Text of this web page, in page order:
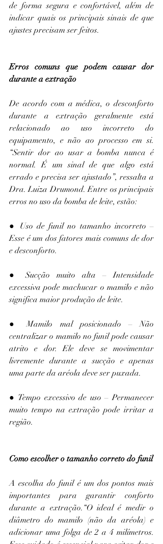
de forma segura e confortável, além de
indicar quais os principais sinais de que
ajustes precisam ser feitos.
Erros comuns que podem causar dor
durante a extração
De acordo com a médica, o desconforto
durante a extração geralmente está
relacionado ao uso incorreto do
equipamento, e não ao processo em si.
“Sentir dor ao usar a bomba nunca é
normal. É um sinal de que algo está
errado e precisa ser ajustado”, ressalta a
Dra. Luiza Drumond. Entre os principais
erros no uso da bomba de leite, estão:
● Uso de funil no tamanho incorreto –
Esse é um dos fatores mais comuns de dor
e desconforto.
● Sucção muito alta – Intensidade
excessiva pode machucar o mamilo e não
significa maior produção de leite.
● Mamilo mal posicionado – Não
centralizar o mamilo no funil pode causar
atrito e dor. Ele deve se movimentar
livremente durante a sucção e apenas
uma parte da aréola deve ser puxada.
● Tempo excessivo de uso – Permanecer
muito tempo na extração pode irritar a
região.
Como escolher o tamanho correto do funil
A escolha do funil é um dos pontos mais
importantes para garantir conforto
durante a extração.“O ideal é medir o
diâmetro do mamilo (não da aréola) e
adicionar uma folga de 2 a 4 milímetros.